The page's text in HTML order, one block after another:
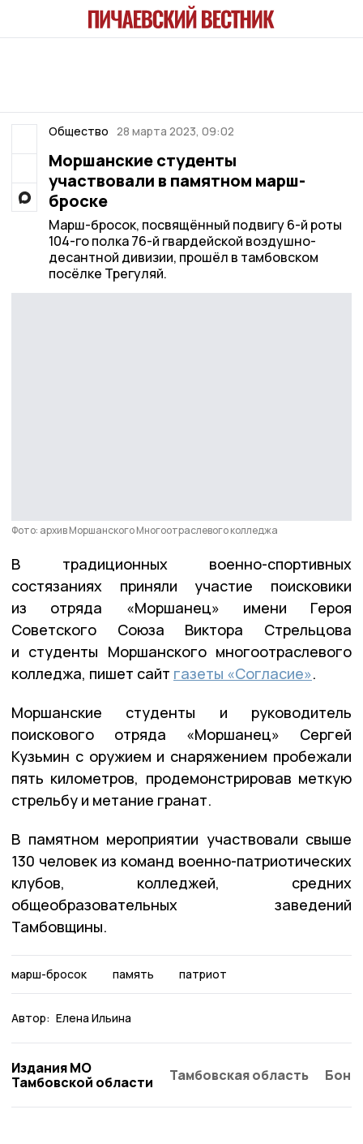
Общество 28 марта 2023, 09:02
Моршанские студенты
участвовали в памятном марш-
броске
Марш-бросок, посвящённый подвигу 6-й роты
104-го полка 76-й гвардейской воздушно-
десантной дивизии, прошёл в тамбовском
посёлке Трегуляй.
Фото: архив Моршанского Многоотраслевого колледжа
В традиционных военно-спортивных
состязаниях приняли участие поисковики
из отряда «Моршанец» имени Героя
Советского Союза Виктора Стрельцова
и студенты Моршанского многоотраслевого
колледжа, пишет сайт газеты «Согласие».
Моршанские студенты и руководитель
поискового отряда «Моршанец» Сергей
Кузьмин с оружием и снаряжением пробежали
пять километров, продемонстрировав меткую
стрельбу и метание гранат.
В памятном мероприятии участвовали свыше
130 человек из команд военно-патриотических
клубов, колледжей, средних
общеобразовательных заведений
Тамбовщины.
марш-бросок память патриот
Автор: Елена Ильина
Издания МО
Тамбовской области
Тамбовская область